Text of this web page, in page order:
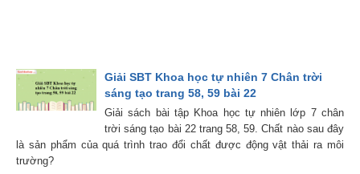
Giải SBT Khoa học tự nhiên 7 Chân trời
sáng tạo trang 58, 59 bài 22
Giải sách bài tập Khoa học tự nhiên lớp 7 chân
trời sáng tạo bài 22 trang 58, 59. Chất nào sau đây
là sản phẩm của quá trình trao đổi chất được động vật thải ra môi
trường?